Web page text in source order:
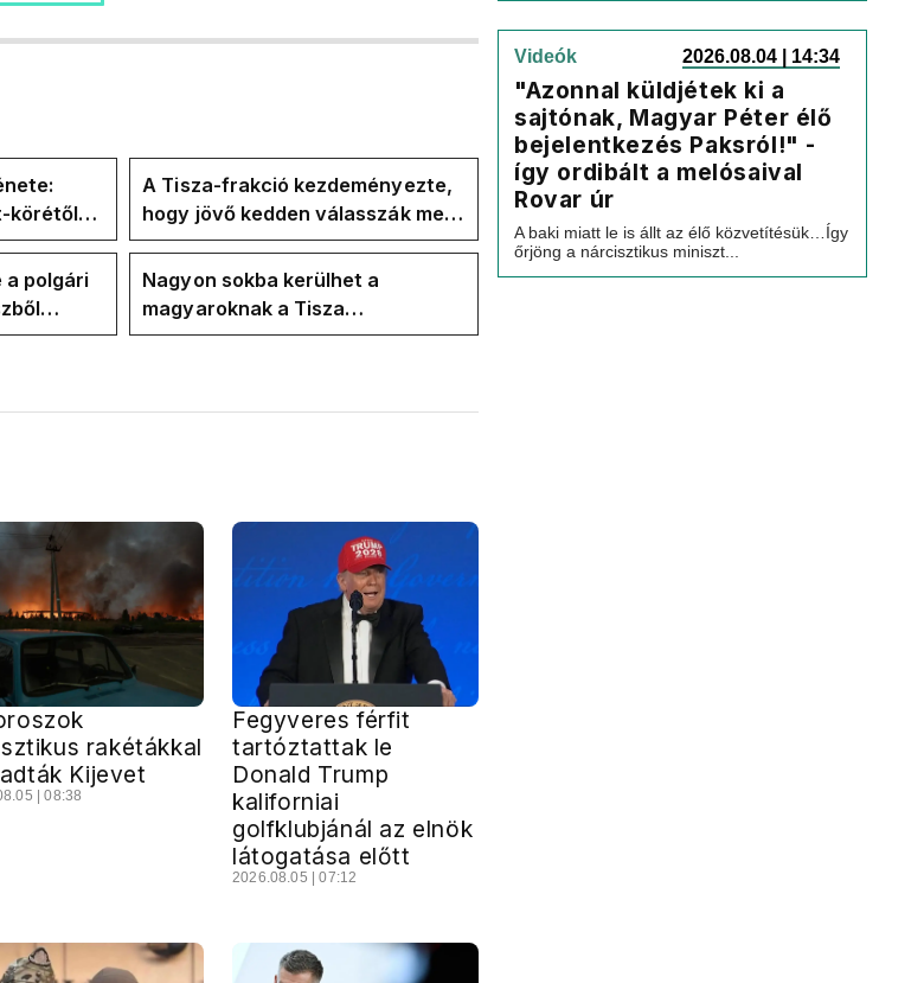
körétől
A Tisza-frakció kezdeményezte,
hogy jövő kedden válasszák meg
az új köztársasági elnököt
a polgári
Nagyon sokba kerülhet a
magyaroknak a Tisza
felkészületlensége
rakétákkal
Kijevet
| 08:38
Fegyveres férfit
tartóztattak le
Donald Trump
kaliforniai
golfklubjánál az elnök
látogatása előtt
2026.08.05 | 07:12
Videók 2026.08.04 | 14:34
"Azonnal küldjétek ki a
sajtónak, Magyar Péter élő
bejelentkezés Paksról!" -
így ordibált a melósaival
Rovar úr
A baki miatt le is állt az élő közvetítésük…Így
őrjöng a nárcisztikus miniszt...